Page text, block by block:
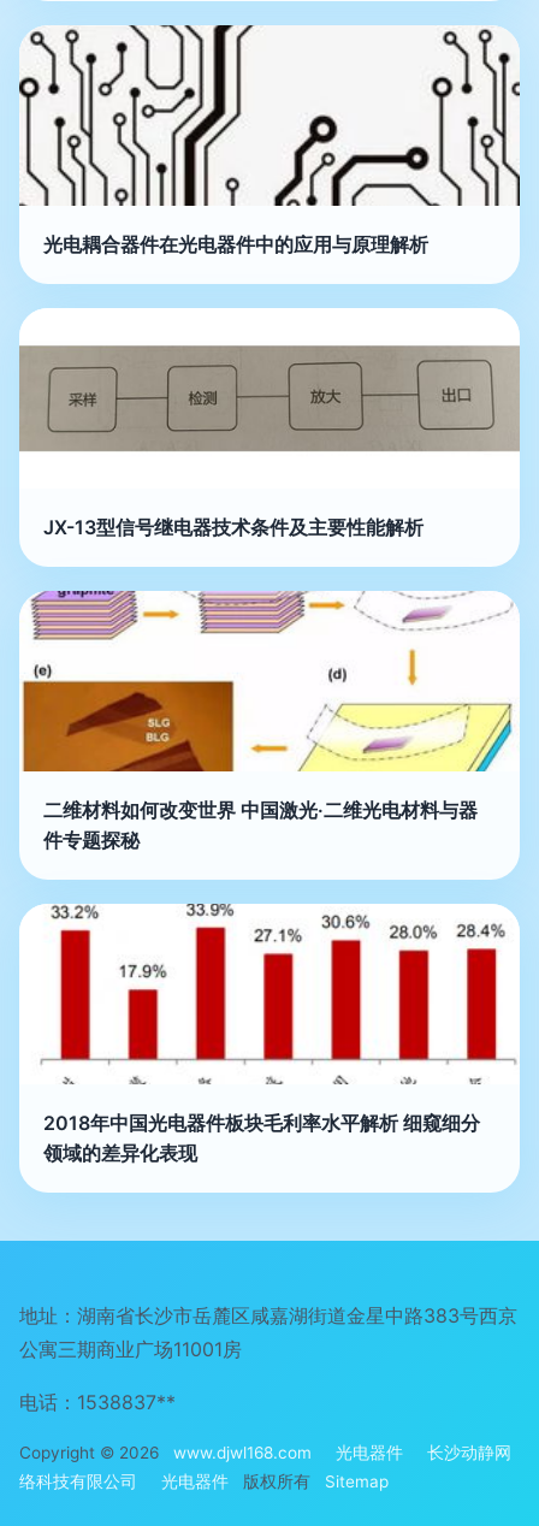
光电耦合器件在光电器件中的应用与原理解析
JX-13型信号继电器技术条件及主要性能解析
二维材料如何改变世界 中国激光·二维光电材料与器
件专题探秘
2018年中国光电器件板块毛利率水平解析 细窥细分
领域的差异化表现
地址：湖南省长沙市岳麓区咸嘉湖街道金星中路383号西京
公寓三期商业广场11001房
电话：1538837**
Copyright © 2026 www.djwl168.com 光电器件
长沙动静网
络科技有限公司
光电器件 版权所有 Sitemap